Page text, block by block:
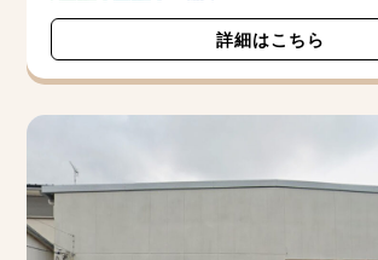
詳細はこちら